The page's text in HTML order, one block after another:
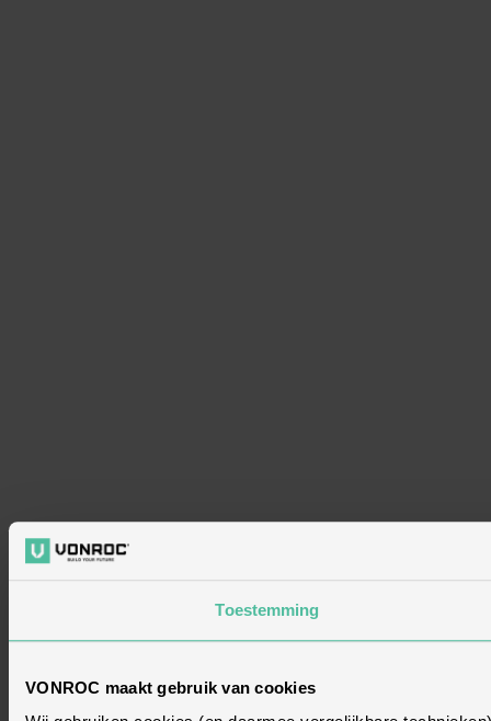
Toestemming
VONROC maakt gebruik van cookies